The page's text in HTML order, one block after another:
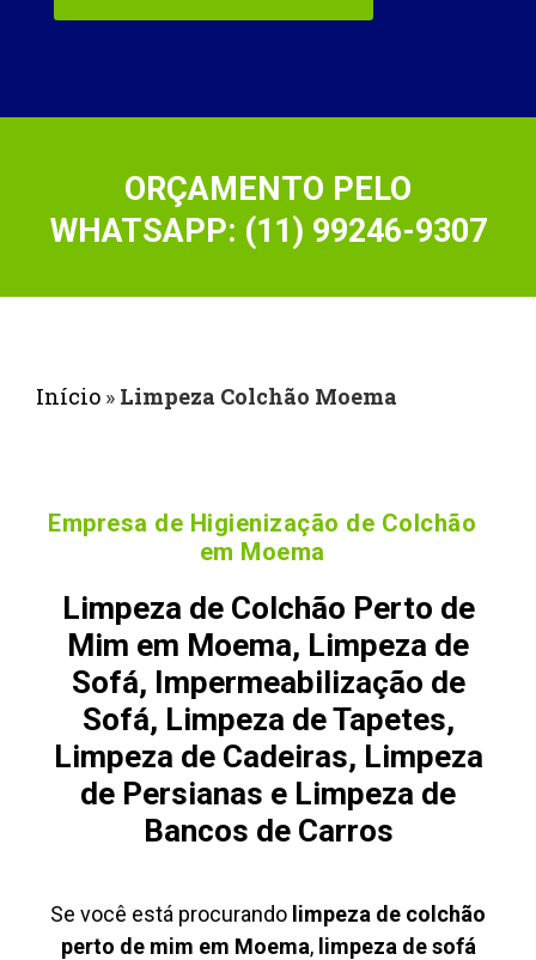
ORÇAMENTO PELO
WHATSAPP: (11) 99246-9307
Início » Limpeza Colchão Moema
Empresa de Higienização de Colchão
em Moema
Limpeza de Colchão Perto de
Mim em Moema, Limpeza de
Sofá, Impermeabilização de
Sofá, Limpeza de Tapetes,
Limpeza de Cadeiras, Limpeza
de Persianas e Limpeza de
Bancos de Carros
Se você está procurando limpeza de colchão
perto de mim em Moema, limpeza de sofá